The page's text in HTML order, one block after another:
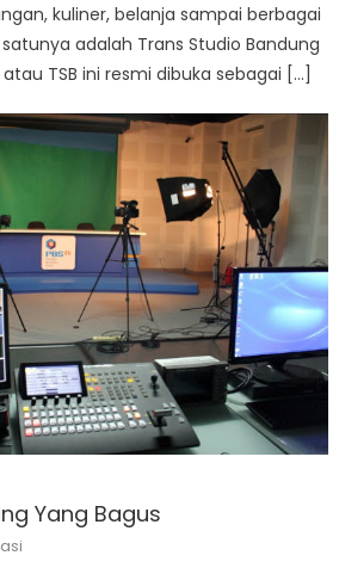
kuliner, belanja sampai berbagai
adalah Trans Studio Bandung
TSB ini resmi dibuka sebagai […]
Yang Bagus